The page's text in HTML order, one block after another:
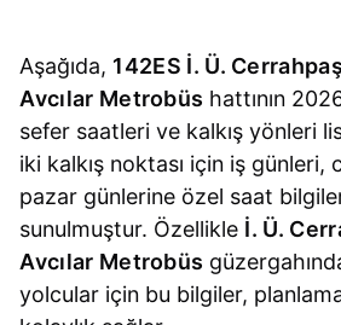
Aşağıda, 142ES İ. Ü.
Avcılar Metrobüs hattının
sefer saatleri ve kalkış yönleri
iki kalkış noktası için iş günleri,
pazar günlerine özel saat
sunulmuştur. Özellikle İ. Ü.
Avcılar Metrobüs
yolcular için bu bilgiler,